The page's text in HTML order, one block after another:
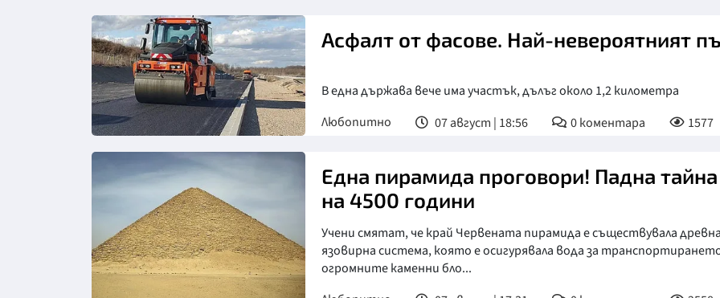
Асфалт от фасове. Най-невероятният
В една държава вече има участък, дълъг около 1,2 километра
Любопитно
07 август | 18:56 0коментара 1577
Една пирамида проговори! Падна тайна
на 4500 години
Учени смятат, че край Червената пирамида е съществувала
язовирна система, която е осигурявала вода за
огромните каменни бло...